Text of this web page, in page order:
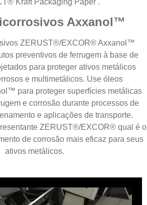
Axxanol™
ZERUST®/EXCOR® Axxanol™
preventivos de ferrugem à base de
para proteger ativos metálicos
e multimetálicos. Use óleos
para proteger superfícies metálicas
e corrosão durante processos de
e aplicações de transporte.
ZERUST®/EXCOR® qual é o
de corrosão mais eficaz para seus
ativos metálicos.